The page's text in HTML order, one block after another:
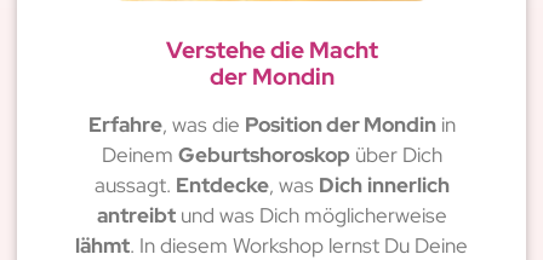
Verstehe die Macht
der Mondin
Erfahre, was die Position der Mondinin
Deinem Geburtshoroskopüber Dich
aussagt. Entdecke, was Dich innerlich
antreibtund was Dich möglicherweise
lähmt. In diesem Workshop lernst Du Deine